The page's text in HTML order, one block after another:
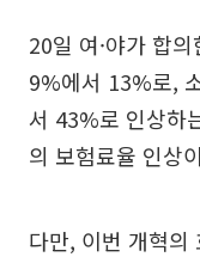
20일 여·야가 합
9%에서 13%로,
서 43%로 인상하
의 보험료율 인상
다만, 이번 개혁의